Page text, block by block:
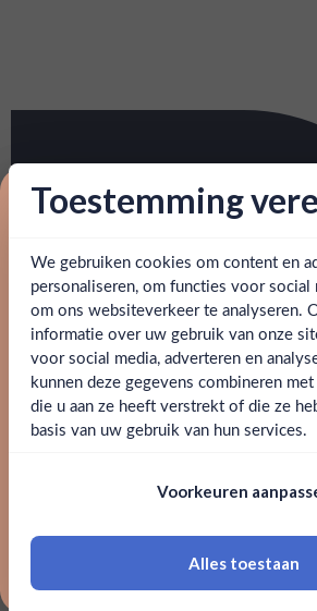
Ben jij 18 jaar of
Ja
18 jaar of ouder zijn
Toestemming
We gebruiken cookies om content en
personaliseren, om functies voor social
om ons websiteverkeer te analyseren.
informatie over uw gebruik van onze
voor social media, adverteren en
kunnen deze gegevens combineren
die u aan ze heeft verstrekt of die ze
basis van uw gebruik van hun services.
Voorkeuren
Alles toestaan
Proost op je eerste
Schrijf je in en ontvang direct 5%
bestelling.
Email
Claim mijn